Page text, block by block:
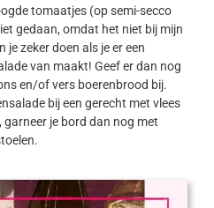
tomaatjes (op semi-secco
gedaan, omdat het niet bij mijn
zeker doen als je er een
van maakt! Geef er dan nog
en/of vers boerenbrood bij.
bij een gerecht met vlees
je bord dan nog met